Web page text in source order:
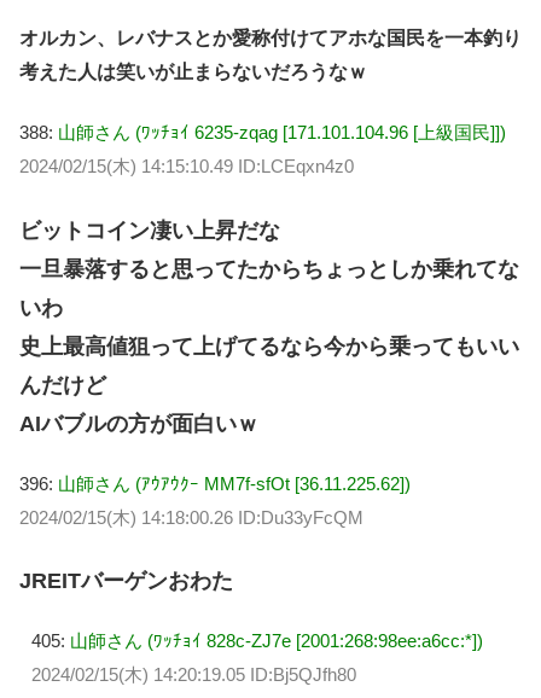
オルカン、レバナスとか愛称付けてアホな国民を一本釣り
考えた人は笑いが止まらないだろうなｗ
388: 山師さん (ﾜｯﾁｮｲ 6235-zqag [171.101.104.96 [上級国民]])
2024/02/15(木) 14:15:10.49 ID:LCEqxn4z0
ビットコイン凄い上昇だな
一旦暴落すると思ってたからちょっとしか乗れてな
いわ
史上最高値狙って上げてるなら今から乗ってもいい
んだけど
AIバブルの方が面白いｗ
396: 山師さん (ｱｳｱｳｸｰ MM7f-sfOt [36.11.225.62])
2024/02/15(木) 14:18:00.26 ID:Du33yFcQM
JREITバーゲンおわた
405: 山師さん (ﾜｯﾁｮｲ 828c-ZJ7e [2001:268:98ee:a6cc:*])
2024/02/15(木) 14:20:19.05 ID:Bj5QJfh80